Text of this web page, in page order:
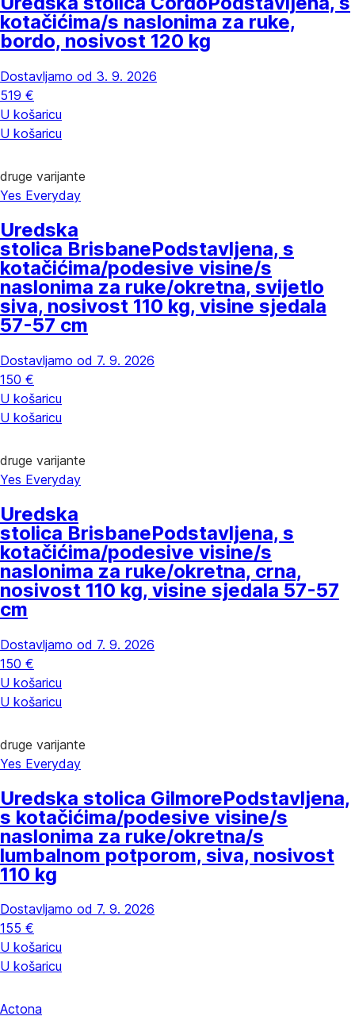
kotačićima/s naslonima za ruke,
bordo, nosivost 120 kg
Dostavljamo od 3. 9. 2026
519 €
U košaricu
U košaricu
druge varijante
Yes Everyday
Uredska
stolica BrisbanePodstavljena, s
kotačićima/podesive visine/s
naslonima za ruke/okretna, svijetlo
siva, nosivost 110 kg, visine sjedala
57-57 cm
Dostavljamo od 7. 9. 2026
150 €
U košaricu
U košaricu
druge varijante
Yes Everyday
Uredska
stolica BrisbanePodstavljena, s
kotačićima/podesive visine/s
naslonima za ruke/okretna, crna,
nosivost 110 kg, visine sjedala 57-57
cm
Dostavljamo od 7. 9. 2026
150 €
U košaricu
U košaricu
druge varijante
Yes Everyday
Uredska stolica GilmorePodstavljena,
s kotačićima/podesive visine/s
naslonima za ruke/okretna/s
lumbalnom potporom, siva, nosivost
110 kg
Dostavljamo od 7. 9. 2026
155 €
U košaricu
U košaricu
Actona